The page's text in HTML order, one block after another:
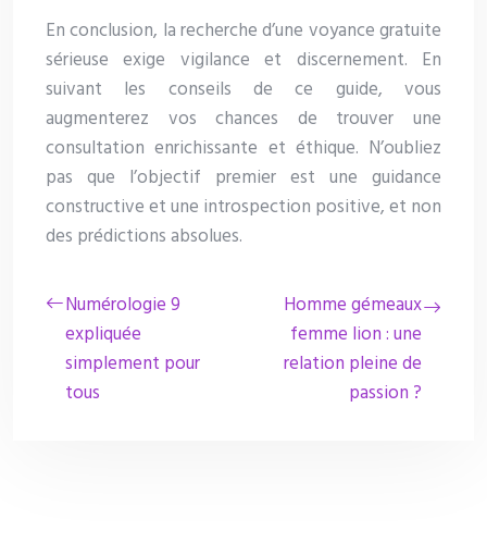
En conclusion, la recherche d’une voyance gratuite
sérieuse exige vigilance et discernement. En
suivant les conseils de ce guide, vous
augmenterez vos chances de trouver une
consultation enrichissante et éthique. N’oubliez
pas que l’objectif premier est une guidance
constructive et une introspection positive, et non
des prédictions absolues.
Numérologie 9
expliquée
simplement pour
tous
Homme gémeaux
femme lion : une
relation pleine de
passion ?